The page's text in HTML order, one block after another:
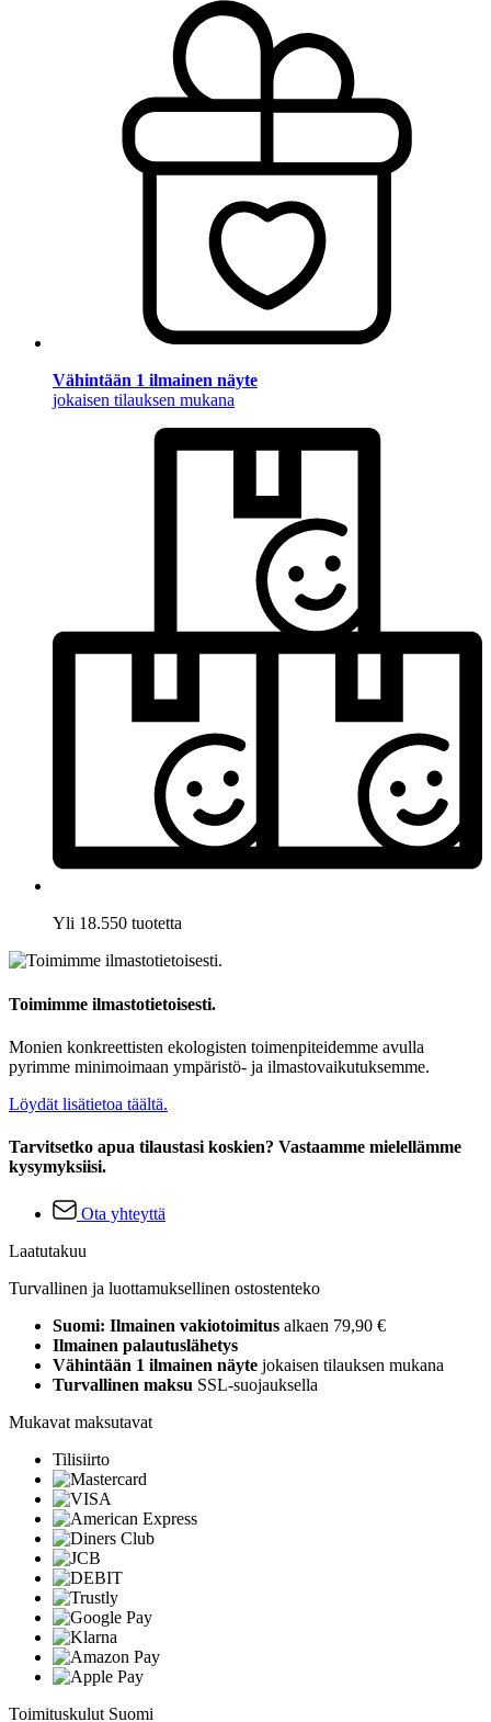
Vähintään 1 ilmainen näyte
jokaisen tilauksen mukana
Yli 18.550 tuotetta
Toimimme ilmastotietoisesti.
Monien konkreettisten ekologisten toimenpiteidemme avulla
pyrimme minimoimaan ympäristö- ja ilmastovaikutuksemme.
Löydät lisätietoa täältä.
Tarvitsetko apua tilaustasi koskien? Vastaamme mielellämme
kysymyksiisi.
Ota yhteyttä
Laatutakuu
Turvallinen ja luottamuksellinen ostostenteko
Suomi: Ilmainen vakiotoimitus alkaen 79,90 €
Ilmainen palautuslähetys
Vähintään 1 ilmainen näyte jokaisen tilauksen mukana
Turvallinen maksu SSL-suojauksella
Mukavat maksutavat
Tilisiirto
Toimituskulut Suomi